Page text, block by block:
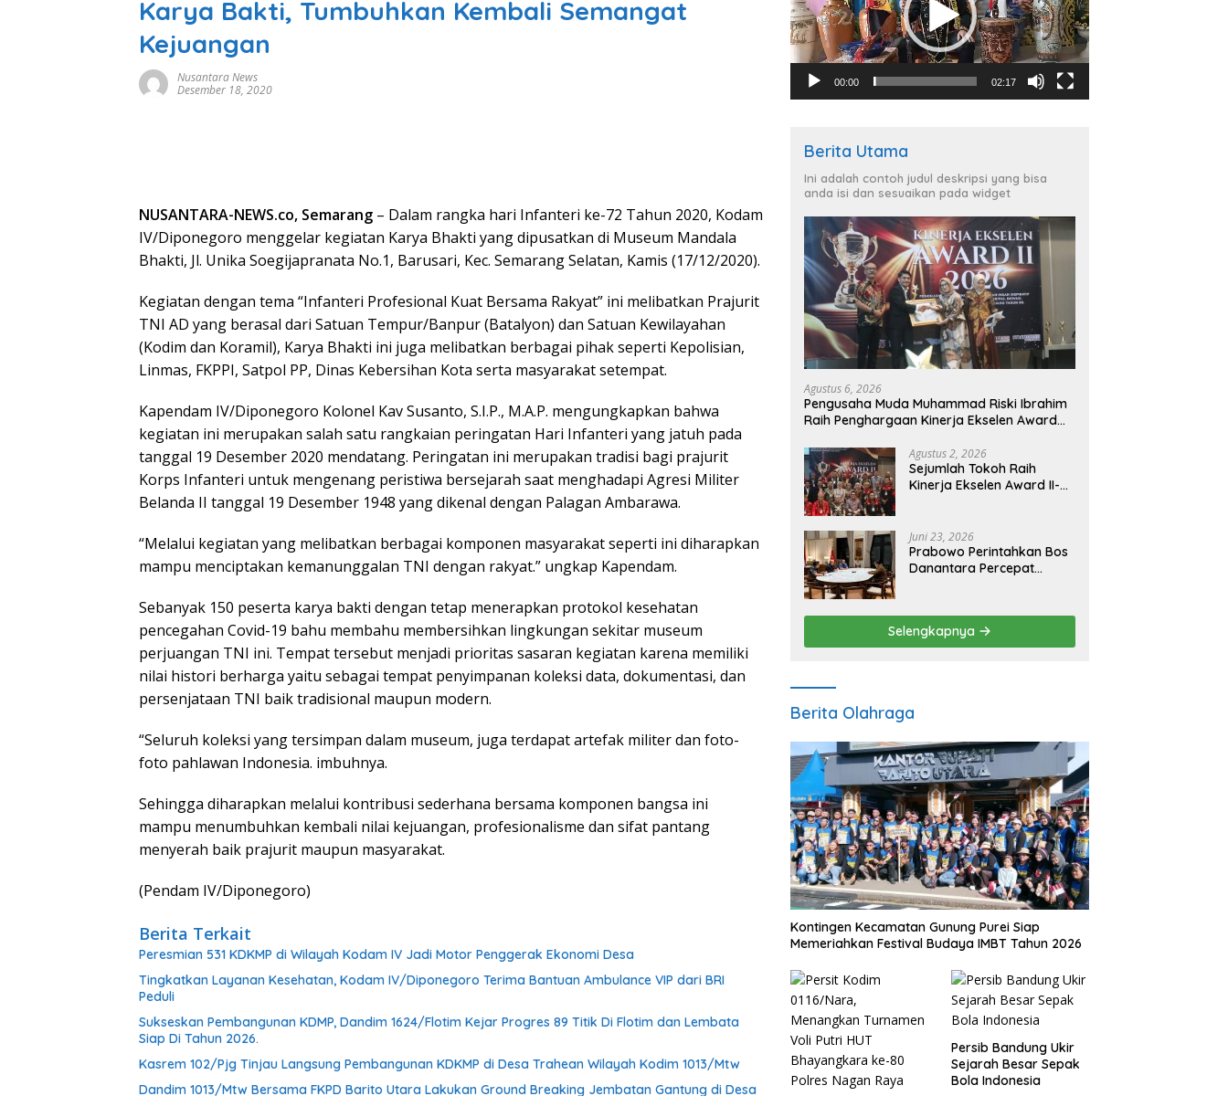
Karya Bakti, Tumbuhkan Kembali Semangat
Kejuangan
Nusantara News
Desember 18, 2020
NUSANTARA-NEWS.co, Semarang – Dalam rangka hari Infanteri ke-72 Tahun 2020, Kodam
IV/Diponegoro menggelar kegiatan Karya Bhakti yang dipusatkan di Museum Mandala
Bhakti, Jl. Unika Soegijapranata No.1, Barusari, Kec. Semarang Selatan, Kamis (17/12/2020).
Kegiatan dengan tema “Infanteri Profesional Kuat Bersama Rakyat” ini melibatkan Prajurit
TNI AD yang berasal dari Satuan Tempur/Banpur (Batalyon) dan Satuan Kewilayahan
(Kodim dan Koramil), Karya Bhakti ini juga melibatkan berbagai pihak seperti Kepolisian,
Linmas, FKPPI, Satpol PP, Dinas Kebersihan Kota serta masyarakat setempat.
Kapendam IV/Diponegoro Kolonel Kav Susanto, S.I.P., M.A.P. mengungkapkan bahwa
kegiatan ini merupakan salah satu rangkaian peringatan Hari Infanteri yang jatuh pada
tanggal 19 Desember 2020 mendatang. Peringatan ini merupakan tradisi bagi prajurit
Korps Infanteri untuk mengenang peristiwa bersejarah saat menghadapi Agresi Militer
Belanda II tanggal 19 Desember 1948 yang dikenal dengan Palagan Ambarawa.
“Melalui kegiatan yang melibatkan berbagai komponen masyarakat seperti ini diharapkan
mampu menciptakan kemanunggalan TNI dengan rakyat.” ungkap Kapendam.
Sebanyak 150 peserta karya bakti dengan tetap menerapkan protokol kesehatan
pencegahan Covid-19 bahu membahu membersihkan lingkungan sekitar museum
perjuangan TNI ini. Tempat tersebut menjadi prioritas sasaran kegiatan karena memiliki
nilai histori berharga yaitu sebagai tempat penyimpanan koleksi data, dokumentasi, dan
persenjataan TNI baik tradisional maupun modern.
“Seluruh koleksi yang tersimpan dalam museum, juga terdapat artefak militer dan foto-
foto pahlawan Indonesia. imbuhnya.
Sehingga diharapkan melalui kontribusi sederhana bersama komponen bangsa ini
mampu menumbuhkan kembali nilai kejuangan, profesionalisme dan sifat pantang
menyerah baik prajurit maupun masyarakat.
(Pendam IV/Diponegoro)
Berita Terkait
Peresmian 531 KDKMP di Wilayah Kodam IV Jadi Motor Penggerak Ekonomi Desa
Tingkatkan Layanan Kesehatan, Kodam IV/Diponegoro Terima Bantuan Ambulance VIP dari BRI
Peduli
Sukseskan Pembangunan KDMP, Dandim 1624/Flotim Kejar Progres 89 Titik Di Flotim dan Lembata
Siap Di Tahun 2026.
Kasrem 102/Pjg Tinjau Langsung Pembangunan KDKMP di Desa Trahean Wilayah Kodim 1013/Mtw
Dandim 1013/Mtw Bersama FKPD Barito Utara Lakukan Ground Breaking Jembatan Gantung di Desa
00:00 02:17
Berita Utama
Ini adalah contoh judul deskripsi yang bisa
anda isi dan sesuaikan pada widget
Agustus 6, 2026
Pengusaha Muda Muhammad Riski Ibrahim
Raih Penghargaan Kinerja Ekselen Award
Agustus 2, 2026
Sejumlah Tokoh Raih
Kinerja Ekselen Award II-
Juni 23, 2026
Prabowo Perintahkan Bos
Danantara Percepat
Ekonomi Baru
Selengkapnya
Berita Olahraga
Kontingen Kecamatan Gunung Purei Siap
Memeriahkan Festival Budaya IMBT Tahun 2026
Persib Bandung Ukir
Sejarah Besar Sepak
Bola Indonesia